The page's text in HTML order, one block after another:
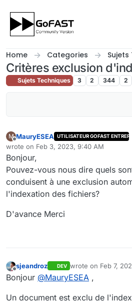
Home Categories Sujets
Critères exclusion
Sujets Techniques 3 2 344 2
M
Offline
MauryESEA UTILISATEUR GOFAST
wrote on Feb 3, 2023, 9:40 AM
last edited by
Bonjour,
Pouvez-vous nous dire quels
conduisent à une exclusion
l'indexation des fichiers?
D'avance Merci
Offline
sjeandroz DEV wrote on Feb 7,
last edited by
Bonjour @MauryESEA ,
Un document est exclu de